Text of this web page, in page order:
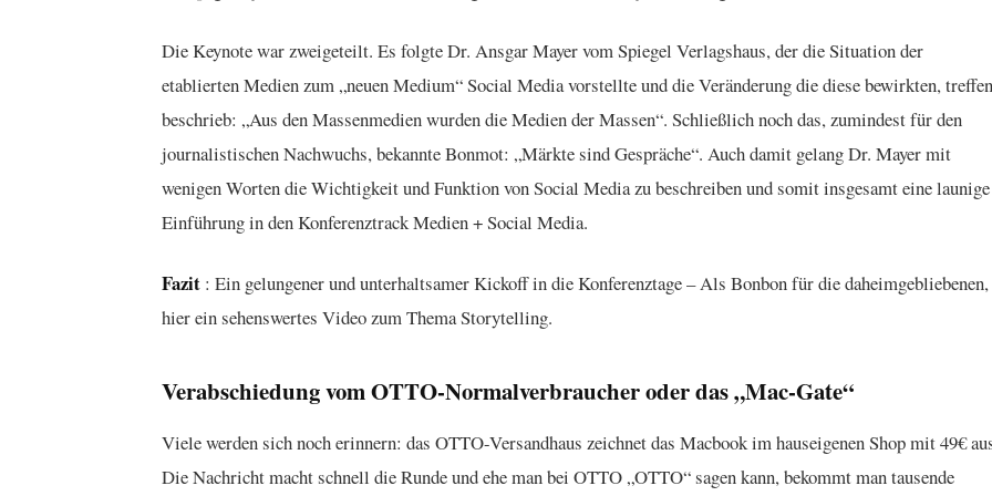
Die Keynote war zweigeteilt. Es folgte Dr. Ansgar Mayer vom Spiegel Verlagshaus, der die Situation der
etablierten Medien zum „neuen Medium“ Social Media vorstellte und die Veränderung die diese bewirkten,
beschrieb: „Aus den Massenmedien wurden die Medien der Massen“. Schließlich noch das, zumindest für den
journalistischen Nachwuchs, bekannte Bonmot: „Märkte sind Gespräche“. Auch damit gelang Dr. Mayer mit
wenigen Worten die Wichtigkeit und Funktion von Social Media zu beschreiben und somit insgesamt eine launige
Einführung in den Konferenztrack Medien + Social Media.
Fazit : Ein gelungener und unterhaltsamer Kickoff in die Konferenztage – Als Bonbon für die daheimgebliebenen,
hier ein sehenswertes Video zum Thema Storytelling.
Verabschiedung vom OTTO-Normalverbraucher oder das „Mac-Gate“
Viele werden sich noch erinnern: das OTTO-Versandhaus zeichnet das Macbook im hauseigenen Shop mit 49€
Die Nachricht macht schnell die Runde und ehe man bei OTTO „OTTO“ sagen kann, bekommt man tausende